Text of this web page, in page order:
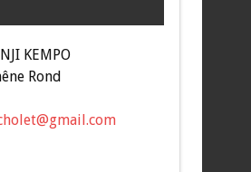
KEMPO
Rond